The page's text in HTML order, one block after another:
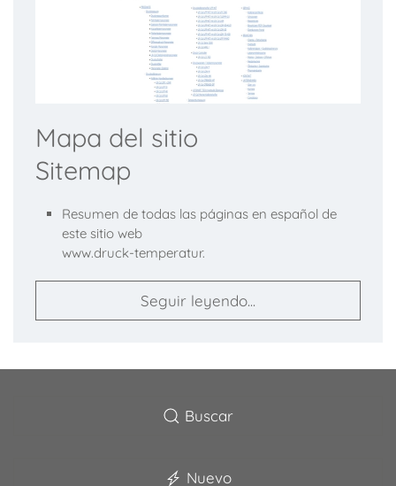
Mapa del sitio
Sitemap
Resumen de todas las páginas en español de
este sitio web
www.druck-temperatur.
Seguir leyendo...
Buscar
Nuevo